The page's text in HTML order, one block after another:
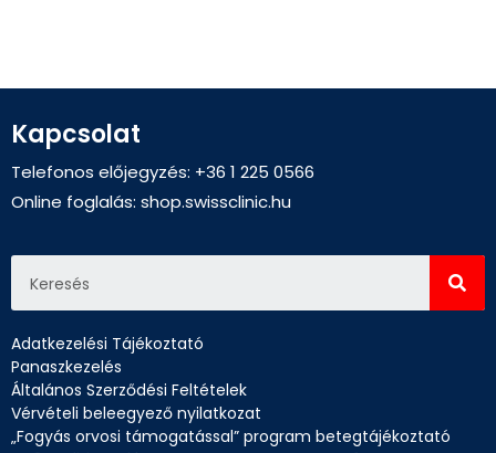
Kapcsolat
Telefonos előjegyzés: +36 1 225 0566
Online foglalás: shop.swissclinic.hu
Adatkezelési Tájékoztató
Panaszkezelés
Általános Szerződési Feltételek
Vérvételi beleegyező nyilatkozat
„Fogyás orvosi támogatással” program betegtájékoztató